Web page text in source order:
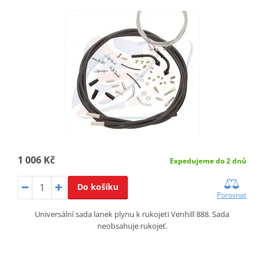
1 006 Kč Expedujeme do 2 dnů
Do košíku
Porovnat
Universální sada lanek plynu k rukojeti Venhill 888. Sada
neobsahuje rukojeť.